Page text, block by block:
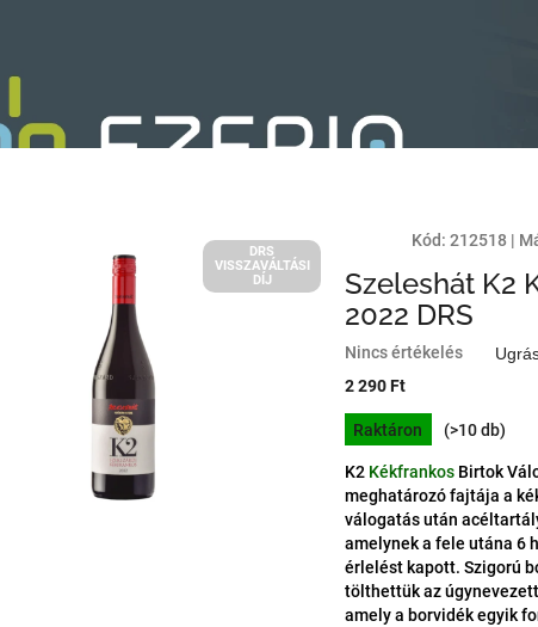
DRS
VISSZAVÁLTÁSI
DÍJ
Kód: 212518 |
Szeleshát K2
2022 DRS
A
átlagos
értékelése
5-
ből
0,0
csillag.
Nincs értékelés
2 290 Ft
Egységár:
Raktáron
(>10 db)
K2 Kékfrankos Birtok
meghatározó fajtája a
válogatás után
amelynek a fele utána 6
érlelést kapott. Szigorú
tölthettük az
amely a borvidék egyik